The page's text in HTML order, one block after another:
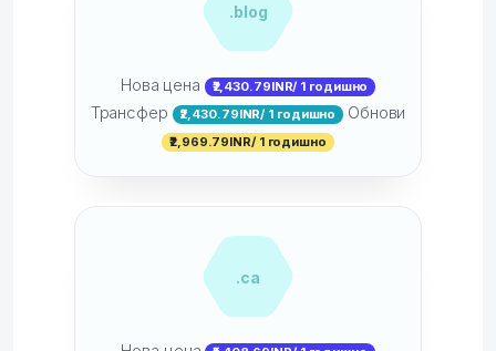
.blog
Нова цена ₹2,430.79INR/ 1 годишно
Трансфер ₹2,430.79INR/ 1 годишно Обнови
₹2,969.79INR/ 1 годишно
.ca